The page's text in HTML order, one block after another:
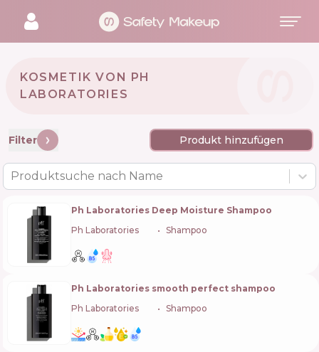
KOSMETIK VON PH
LABORATORIES 🇮🇹
Filter Produkt hinzufügen
Produktsuche nach Name
Ph Laboratories Deep Moisture Shampoo
Ph Laboratories
Shampoo
Ph Laboratories smooth perfect shampoo
Ph Laboratories
Shampoo